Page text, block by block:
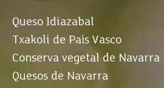
Queso Idiazabal
Txakoli de País Vasco
Conserva vegetal de Navarra
Quesos de Navarra